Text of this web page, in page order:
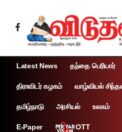
Latest News தந்தை பெரியார்
திராவிடர் கழகம் வாழ்வியல்
தமிழ்நாடு அரசியல் உலகம்
E-Paper OTT